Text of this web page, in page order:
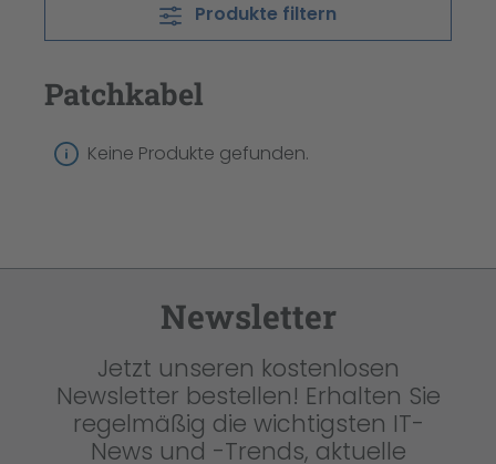
Produkte filtern
Patchkabel
Keine Produkte gefunden.
Newsletter
Jetzt unseren kostenlosen
Newsletter bestellen! Erhalten Sie
regelmäßig die wichtigsten IT-
News und -Trends, aktuelle